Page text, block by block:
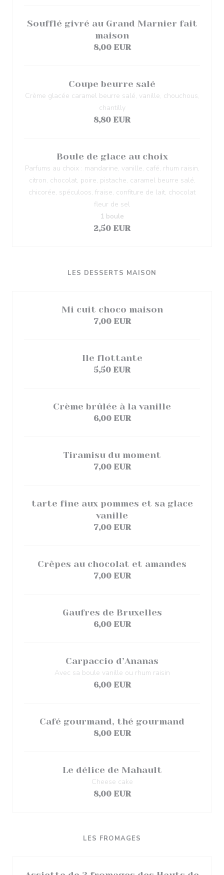
Soufflé givré au Grand Marnier fait
maison
8,00 EUR
Coupe beurre salé
Crème glacée caramel beurre salé, vanille, chouchous,
chantilly
8,80 EUR
Boule de glace au choix
Parfums au choix : mandarine, vanille, café, rhum raisin,
citron, chocolat, poire, pistache, caramel beurre salé,
chicorée, spéculoos, fraise, confiture de lait, chocolat
fleur de sel
2,50 EUR
1 boule
LES DESSERTS MAISON
Mi cuit choco maison
7,00 EUR
Ile flottante
5,50 EUR
Crème brûlée à la vanille
6,00 EUR
Tiramisu du moment
7,00 EUR
tarte fine aux pommes et sa glace
vanille
7,00 EUR
Crêpes au chocolat et amandes
7,00 EUR
Gaufres de Bruxelles
6,00 EUR
Carpaccio d’Ananas
Avec sa boule vanille ou rhum raisin
6,00 EUR
Café gourmand, thé gourmand
8,00 EUR
Le délice de Mahault
Cheese cake
8,00 EUR
LES FROMAGES